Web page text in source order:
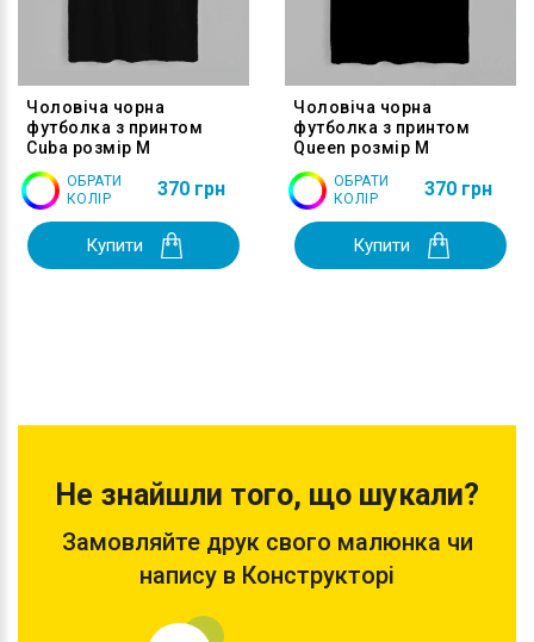
Чоловіча чорна
футболка з принтом
Cuba розмір M
ОБРАТИ
КОЛІР
370 грн
Купити
Чоловіча чорна
футболка з принтом
Queen розмір M
ОБРАТИ
КОЛІР
370 грн
Купити
Не знайшли того, що шукали?
Замовляйте друк свого малюнка чи
напису в Конструкторі